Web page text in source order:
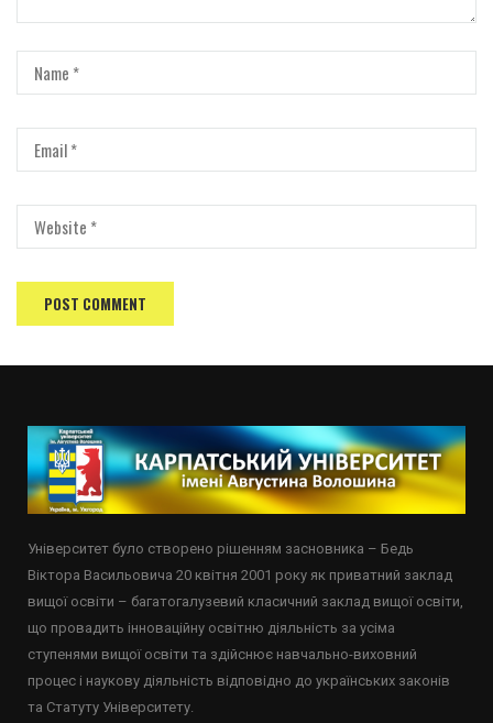
Університет було створено рішенням засновника – Бедь
Віктора Васильовича 20 квітня 2001 року як приватний заклад
вищої освіти – багатогалузевий класичний заклад вищої освіти,
що провадить інноваційну освітню діяльність за усіма
ступенями вищої освіти та здійснює навчально-виховний
процес і наукову діяльність відповідно до українських законів
та Статуту Університету.